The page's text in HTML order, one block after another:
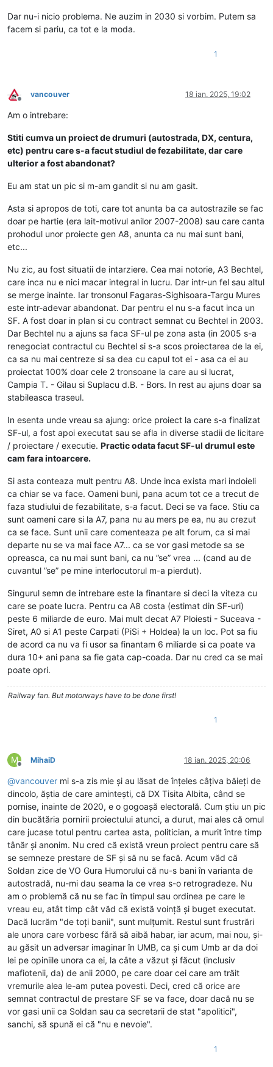
Dar nu-i nicio problema. Ne auzim in 2030 si vorbim. Putem sa
facem si pariu, ca tot e la moda.
1
Deconectat
vancouver 18 ian. 2025, 19:02
Am o intrebare:
Stiti cumva un proiect de drumuri (autostrada, DX, centura,
etc) pentru care s-a facut studiul de fezabilitate, dar care
ulterior a fost abandonat?
Eu am stat un pic si m-am gandit si nu am gasit.
Asta si apropos de toti, care tot anunta ba ca autostrazile se fac
doar pe hartie (era lait-motivul anilor 2007-2008) sau care canta
prohodul unor proiecte gen A8, anunta ca nu mai sunt bani,
etc...
Nu zic, au fost situatii de intarziere. Cea mai notorie, A3 Bechtel,
care inca nu e nici macar integral in lucru. Dar intr-un fel sau altul
se merge inainte. Iar tronsonul Fagaras-Sighisoara-Targu Mures
este intr-adevar abandonat. Dar pentru el nu s-a facut inca un
SF. A fost doar in plan si cu contract semnat cu Bechtel in 2003.
Dar Bechtel nu a ajuns sa faca SF-ul pe zona asta (in 2005 s-a
renegociat contractul cu Bechtel si s-a scos proiectarea de la ei,
ca sa nu mai centreze si sa dea cu capul tot ei - asa ca ei au
proiectat 100% doar cele 2 tronsoane la care au si lucrat,
Campia T. - Gilau si Suplacu d.B. - Bors. In rest au ajuns doar sa
stabileasca traseul.
In esenta unde vreau sa ajung: orice proiect la care s-a finalizat
SF-ul, a fost apoi executat sau se afla in diverse stadii de licitare
/ proiectare / executie. Practic odata facut SF-ul drumul este
cam fara intoarcere.
Si asta conteaza mult pentru A8. Unde inca exista mari indoieli
ca chiar se va face. Oameni buni, pana acum tot ce a trecut de
faza studiului de fezabilitate, s-a facut. Deci se va face. Stiu ca
sunt oameni care si la A7, pana nu au mers pe ea, nu au crezut
ca se face. Sunt unii care comenteaza pe alt forum, ca si mai
departe nu se va mai face A7... ca se vor gasi metode sa se
opreasca, ca nu mai sunt bani, ca nu ”se” vrea ... (cand au de
cuvantul ”se” pe mine interlocutorul m-a pierdut).
Singurul semn de intrebare este la finantare si deci la viteza cu
care se poate lucra. Pentru ca A8 costa (estimat din SF-uri)
peste 6 miliarde de euro. Mai mult decat A7 Ploiesti - Suceava -
Siret, A0 si A1 peste Carpati (PiSi + Holdea) la un loc. Pot sa fiu
de acord ca nu va fi usor sa finantam 6 miliarde si ca poate va
dura 10+ ani pana sa fie gata cap-coada. Dar nu cred ca se mai
poate opri.
Railway fan. But motorways have to be done first!
1
M
Deconectat
MihaiD 18 ian. 2025, 20:06
@vancouver mi s-a zis mie și au lăsat de înțeles câțiva băieți de
dincolo, ăștia de care amintești, că DX Tisita Albita, când se
pornise, inainte de 2020, e o gogoașă electorală. Cum știu un pic
din bucătăria pornirii proiectului atunci, a durut, mai ales că omul
care jucase totul pentru cartea asta, politician, a murit între timp
tânăr și anonim. Nu cred că există vreun proiect pentru care să
se semneze prestare de SF și să nu se facă. Acum văd că
Soldan zice de VO Gura Humorului că nu-s bani în varianta de
autostradă, nu-mi dau seama la ce vrea s-o retrogradeze. Nu
am o problemă că nu se fac în timpul sau ordinea pe care le
vreau eu, atât timp cât văd că există voință și buget executat.
Dacă lucrăm "de toți banii", sunt mulțumit. Restul sunt frustrări
ale unora care vorbesc fără să aibă habar, iar acum, mai nou, și-
au găsit un adversar imaginar în UMB, ca și cum Umb ar da doi
lei pe opiniile unora ca ei, la câte a văzut și făcut (inclusiv
mafiotenii, da) de anii 2000, pe care doar cei care am trăit
vremurile alea le-am putea povesti. Deci, cred că orice are
semnat contractul de prestare SF se va face, doar dacă nu se
vor gasi unii ca Soldan sau ca secretarii de stat "apolitici",
sanchi, să spună ei că "nu e nevoie".
1